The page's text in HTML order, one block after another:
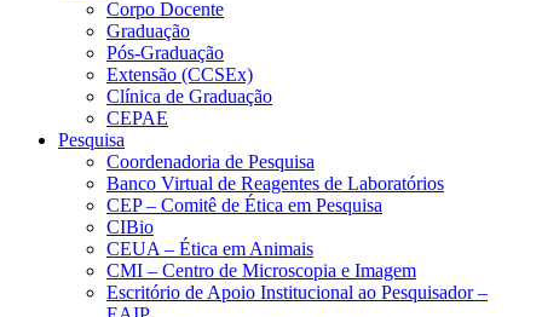
Corpo Docente
Graduação
Pós-Graduação
Extensão (CCSEx)
Clínica de Graduação
CEPAE
Pesquisa
Coordenadoria de Pesquisa
Banco Virtual de Reagentes de Laboratórios
CEP – Comitê de Ética em Pesquisa
CIBio
CEUA – Ética em Animais
CMI – Centro de Microscopia e Imagem
Escritório de Apoio Institucional ao Pesquisador –